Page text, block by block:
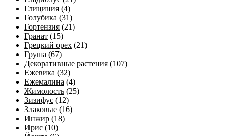
Глициния (4)
Голубика (31)
Гортензия (21)
Гранат (15)
Грецкий орех (21)
Груша (67)
Декоративные растения (107)
Ежевика (32)
Ежемалина (4)
Жимолость (25)
Зизифус (12)
Злаковые (16)
Инжир (18)
Ирис (10)